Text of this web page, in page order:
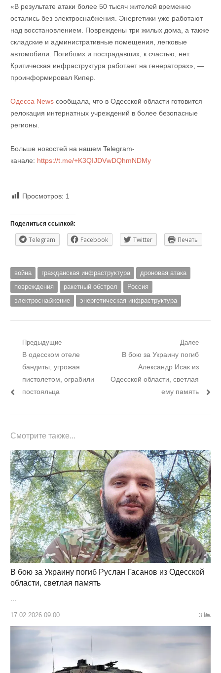
«В результате атаки более 50 тысяч жителей временно
остались без электроснабжения. Энергетики уже работают
над восстановлением. Повреждены три жилых дома, а также
складские и административные помещения, легковые
автомобили. Погибших и пострадавших, к счастью, нет.
Критическая инфраструктура работает на генераторах», —
проинформировал Кипер.
Одесса Newsсообщала, что в Одесской области готовится
релокация интернатных учреждений в более безопасные
регионы.
Больше новостей на нашем Telegram-
канале: https://t.me/+K3QIJDVwDQhmNDMy
Просмотров: 1
Поделиться ссылкой:
Telegram Facebook Twitter Печать
война гражданская инфраструктура
дроновая атака
повреждения
ракетный обстрел
Россия
электроснабжение
энергетическая инфраструктура
Навигация
записям
Предыдущие
Предыдущий
пост:
В одесском отеле
бандиты, угрожая
пистолетом, ограбили
постояльца
Далее
Следующий
В бою за Украину погиб
Александр Исак из
Одесской области, светлая
ему память
Смотрите также...
В бою за Украину погиб Руслан Гасанов из Одесской
области, светлая память
17.02.2026 09:00 3